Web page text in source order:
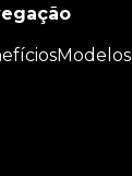
Modelos